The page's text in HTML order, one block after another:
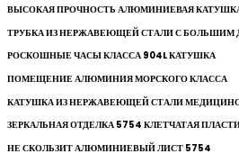
ВЫСОКАЯ ПРОЧНОСТЬ АЛЮМИНИЕВАЯ
ТРУБКА ИЗ НЕРЖАВЕЮЩЕЙ СТАЛИ С БОЛЬШИМ
РОСКОШНЫЕ ЧАСЫ КЛАССА 904L КАТУШКА
ПОМЕЩЕНИЕ АЛЮМИНИЯ МОРСКОГО КЛАССА
КАТУШКА ИЗ НЕРЖАВЕЮЩЕЙ СТАЛИ
ЗЕРКАЛЬНАЯ ОТДЕЛКА 5754 КЛЕТЧАТАЯ
НЕ СКОЛЬЗИТ АЛЮМИНИЕВЫЙ ЛИСТ 5754